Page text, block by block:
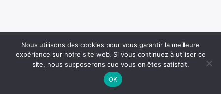
Nous utilisons des cookies pour vous garantir la meilleure
expérience sur notre site web. Si vous continuez à utiliser ce
site, nous supposerons que vous en êtes satisfait.
OK